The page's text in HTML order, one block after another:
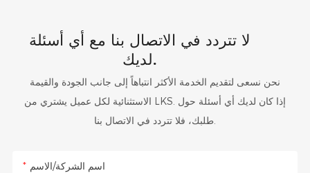
لا تتردد في الاتصال بنا مع أي أسئلة
لديك.
نحن نسعى لتقديم الخدمة الأكثر انتباهاً إلى جانب الجودة والقيمة
الاستثنائية لكل عميل يشتري من LKS. إذا كان لديك أي أسئلة حول
طلبك، فلا تتردد في الاتصال بنا.
اسم الشركة/الاسم